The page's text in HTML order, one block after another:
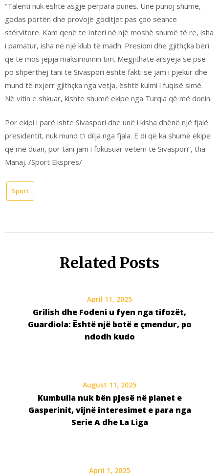
“Talenti nuk është asgjë përpara punës. Unë punoj shumë,
godas portën dhe provojë goditjet pas çdo seance
stërvitore. Kam qenë te Interi në një moshë shumë të re, isha
i pamatur, isha në një klub të madh. Presioni dhe gjithçka bëri
që të mos jepja maksimumin tim. Megjithatë arsyeja se pse
po shpërthej tani te Sivaspori është fakti se jam i pjekur dhe
mund të nxjerr gjithçka nga vetja, është kulmi i fuqisë simë.
Në vitin e shkuar, kishte shumë ekipe nga Turqia që më donin.
Por ekipi i parë ishte Sivaspori dhe unë i kisha dhënë një fjalë
presidentit, nuk mund t’i dilja nga fjala. E di që ka shumë ekipe
që më duan, por tani jam i fokusuar vetëm te Sivaspori”, tha
Manaj. /Sport Ekspres/
Sport
Related Posts
April 11, 2025
Grilish dhe Fodeni u fyen nga tifozët,
Guardiola: Është një botë e çmendur, po
ndodh kudo
August 11, 2025
Kumbulla nuk bën pjesë në planet e
Gasperinit, vijnë interesimet e para nga
Serie A dhe La Liga
April 1, 2025